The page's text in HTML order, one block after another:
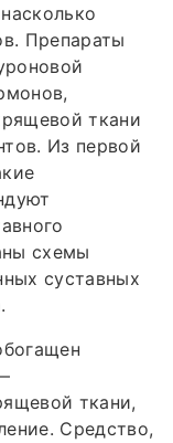
Препараты
ткани
Из первой
схемы
суставных
ткани,
Средство,